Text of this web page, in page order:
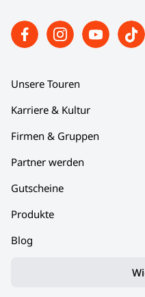
Unsere Touren
Karriere & Kultur
Firmen & Gruppen
Partner werden
Gutscheine
Produkte
Blog